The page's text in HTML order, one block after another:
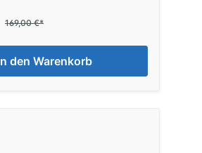
169,00 €*
den Warenkorb